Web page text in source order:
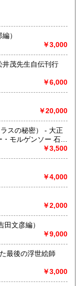
は除く
ます。
までご連絡下さ
学、美術工芸、国
味、外国書、サブ
編）
￥3,000
￥6,000
￥20,000
スの秘密） - 大正
￥3,500
￥4,000
￥2,000
内田安蔵/吉田文彦編）
￥9,000
最後の浮世絵師
￥3,000